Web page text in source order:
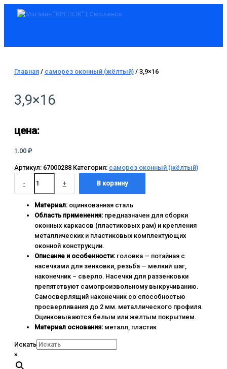
Перейти Главное
Главная/ саморез оконный (жёлтый)/ 3,9×16
3,9×16
цена:
1.00 ₽
Артикул: 67000288 Категория: саморез оконный (жёлтый)
-
Количество
товара
+ В корзину
Материал: оцинкованная сталь
Область применения: предназначен для сборки
оконных каркасов (пластиковых рам) и крепления
металлических и пластиковых комплектующих
оконной конструкции.
Описание и особенности: головка — потайная с
насечками для зенковки, резьба — мелкий шаг,
наконечник – сверло. Насечки для раззенковки
препятствуют самопроизвольному выкручиванию.
Самосверлящий наконечник со способностью
просверливания до 2 мм. металлического профиля.
Оцинковываются белым или желтым покрытием.
Материал основания: металл, пластик
Искать
×